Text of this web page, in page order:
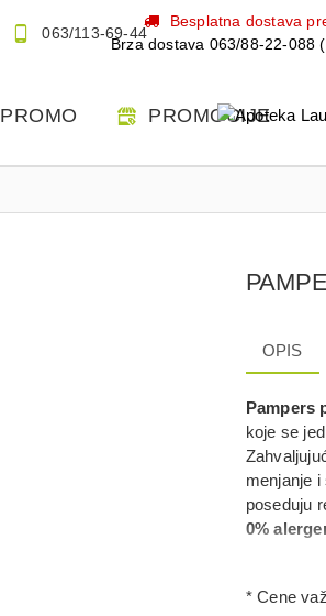
063/113-69-44
Besplatna dostava
Brza dostava 063/88-22-088
PROMO PROMOCIJE
OPIS
Pampers
koje se
menjanje
poseduju
0%
* Cene